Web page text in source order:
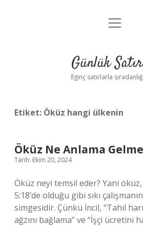
Anasayfa
Yasal Uyarı
menüyü
Günlük
İlginç satırlarla
Etiket: Öküz hangi ülkenin
Öküz Ne Anlama
Tarih: Ekim 20, 2024
Öküz neyi temsil eder? Yani
5:18’de olduğu gibi sıkı
simgesidir. Çünkü İncil, “Tahıl
ağzını bağlama” ve “İşçi ücretini